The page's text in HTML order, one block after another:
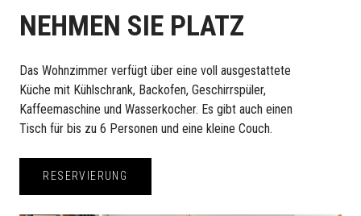
NEHMEN SIE PLATZ
Das Wohnzimmer verfügt über eine voll ausgestattete
Küche mit Kühlschrank, Backofen, Geschirrspüler,
Kaffeemaschine und Wasserkocher. Es gibt auch einen
Tisch für bis zu 6 Personen und eine kleine Couch.
RESERVIERUNG